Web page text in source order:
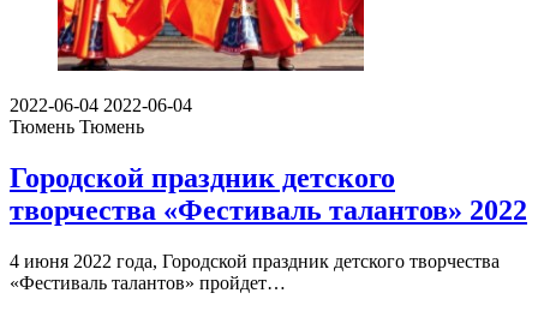
2022-06-04 2022-06-04
Тюмень Тюмень
Городской праздник детского
творчества «Фестиваль талантов» 2022
4 июня 2022 года, Городской праздник детского творчества
«Фестиваль талантов» пройдет…